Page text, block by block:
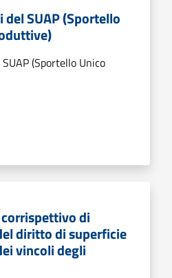
del SUAP (Sportello
(Sportello Unico
di
diritto di superficie
vincoli degli